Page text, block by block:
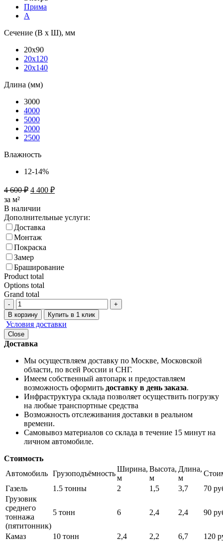
Прима
А
Сечение (В х Ш), мм
20х90
20х120
20х140
Длина (мм)
3000
4000
5000
2000
2500
Влажность
12-14%
4 600₽ 4 400 ₽
за м²
В наличии
Дополнительные услуги:
Доставка
Монтаж
Покраска
Замер
Браширование
Product total
Options total
Grand total
-
+
В корзину
Купить в 1 клик
Условия доставки
Close
Доставка
Мы осуществляем доставку по Москве, Московской
области, по всей России и СНГ.
Имеем собственный автопарк и предоставляем
возможность оформить доставку в день заказа.
Инфраструктура склада позволяет осуществить погрузку
на любые транспортные средства
Возможность отслеживания доставки в реальном
времени.
Самовывоз материалов со склада в течение 15 минут на
личном автомобиле.
Стоимость
Автомобиль Грузоподъёмность
Ширина,
м
Высота,
м
Длина,
м
Газель
1.5 тонны 2 1,5 3,7
70
Грузовик
среднего
тоннажа
(пятитонник)
5 тонн 6 2,4 2,4 90
Камаз 10 тонн 2,4 2,2 6,7 120